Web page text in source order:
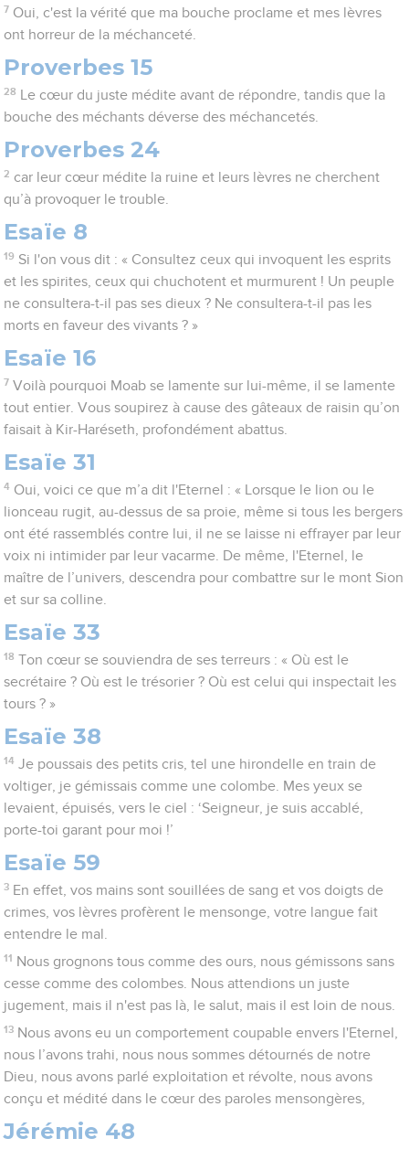
7 Oui, c'est la vérité que ma bouche proclame et mes lèvres
ont horreur de la méchanceté.
Proverbes 15
28
Le cœur du juste médite avant de répondre, tandis que la
bouche des méchants déverse des méchancetés.
Proverbes 24
2 car leur cœur médite la ruine et leurs lèvres ne cherchent
qu’à provoquer le trouble.
Esaïe 8
19 Si l'on vous dit : « Consultez ceux qui invoquent les esprits
et les spirites, ceux qui chuchotent et murmurent ! Un peuple
ne consultera-t-il pas ses dieux ? Ne consultera-t-il pas les
morts en faveur des vivants ? »
Esaïe 16
7 Voilà pourquoi Moab se lamente sur lui-même, il se lamente
tout entier. Vous soupirez à cause des gâteaux de raisin qu’on
faisait à Kir-Haréseth, profondément abattus.
Esaïe 31
4 Oui, voici ce que m’a dit l'Eternel : « Lorsque le lion ou le
lionceau rugit, au-dessus de sa proie, même si tous les bergers
ont été rassemblés contre lui, il ne se laisse ni effrayer par leur
voix ni intimider par leur vacarme. De même, l'Eternel, le
maître de l’univers, descendra pour combattre sur le mont Sion
et sur sa colline.
Esaïe 33
18 Ton cœur se souviendra de ses terreurs : « Où est le
secrétaire ? Où est le trésorier ? Où est celui qui inspectait les
tours ? »
Esaïe 38
14 Je poussais des petits cris, tel une hirondelle en train de
voltiger, je gémissais comme une colombe. Mes yeux se
levaient, épuisés, vers le ciel : ‘Seigneur, je suis accablé,
porte-toi garant pour moi !’
Esaïe 59
3 En effet, vos mains sont souillées de sang et vos doigts de
crimes, vos lèvres profèrent le mensonge, votre langue fait
entendre le mal.
11 Nous grognons tous comme des ours, nous gémissons sans
cesse comme des colombes. Nous attendions un juste
jugement, mais il n'est pas là, le salut, mais il est loin de nous.
13 Nous avons eu un comportement coupable envers l'Eternel,
nous l’avons trahi, nous nous sommes détournés de notre
Dieu, nous avons parlé exploitation et révolte, nous avons
conçu et médité dans le cœur des paroles mensongères,
Jérémie 48